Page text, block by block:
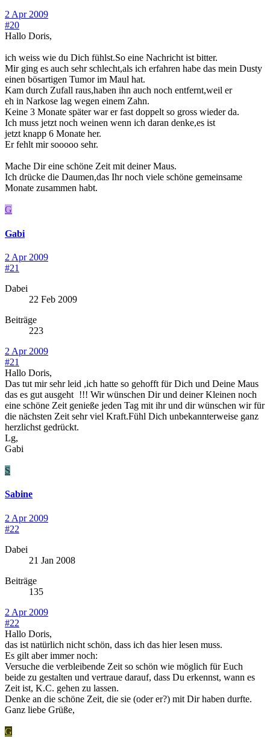
2 Apr 2009
#20
Hallo Doris,
ich weiss wie du Dich fühlst.So eine Nachricht ist bitter.
Mir ging es auch sehr schlecht,als ich erfahren habe das mein Dusty
einen bösartigen Tumor im Maul hat.
Kam durch Zufall raus,haben ihn auch noch entfernt,weil er
eh in Narkose lag wegen einem Zahn.
Keine 3 Monate später war er fast doppelt so gross wieder da.
Ich muss jetzt noch weinen wenn ich daran denke,es ist
jetzt knapp 6 Monate her.
Er fehlt mir sooooo sehr.
Mache Dir eine schöne Zeit mit deiner Maus.
Ich drücke die Daumen,das Ihr noch viele schöne gemeinsame
Monate zusammen habt.
G
Gabi
2 Apr 2009
#21
Dabei
22 Feb 2009
Beiträge
223
2 Apr 2009
#21
Hallo Doris,
Das tut mir sehr leid ,ich hatte so gehofft für Dich und Deine Maus
das es gut ausgeht !!! Wir wünschen Dir und deiner Kleinen noch
eine schöne Zeit genieße jeden Tag mit ihr und dir wünschen wir für
die nächsten Zeit sehr viel Kraft.Fühl Dich unbekannterweise ganz
herzlichst gedrückt.
Lg,
Gabi
S
Sabine
2 Apr 2009
#22
Dabei
21 Jan 2008
Beiträge
135
2 Apr 2009
#22
Hallo Doris,
das ist natürlich nicht schön, dass ich das hier lesen muss.
Es gilt aber immer noch:
Versuche die verbleibende Zeit so schön wie möglich für Euch
beide zu gestalten und vertraue darauf, dass Du erkennst, wann es
Zeit ist, K.C. gehen zu lassen.
Denke an die schöne Zeit, die sie (oder er?) mit Dir haben durfte.
Ganz liebe Grüße,
G